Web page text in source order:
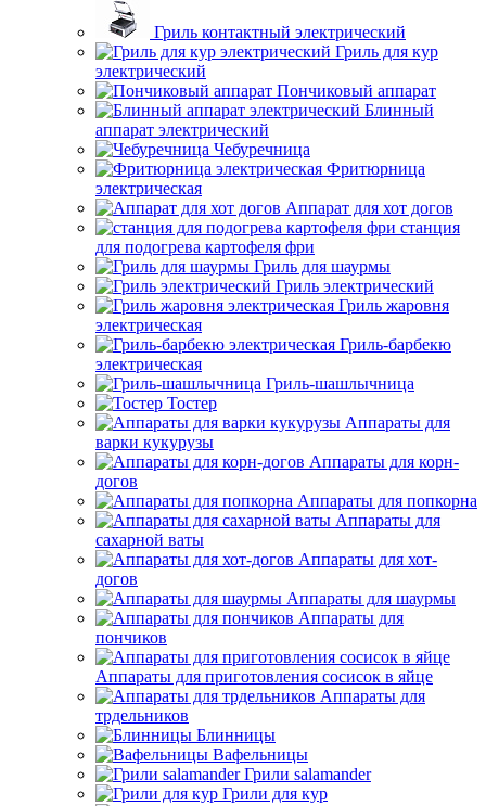
Гриль контактный электрический
Гриль для кур
электрический
Пончиковый аппарат
Блинный
аппарат электрический
Чебуречница
Фритюрница
электрическая
Аппарат для хот догов
станция
для подогрева картофеля фри
Гриль для шаурмы
Гриль электрический
Гриль жаровня
электрическая
Гриль-барбекю
электрическая
Гриль-шашлычница
Тостер
Аппараты для
варки кукурузы
Аппараты для корн-
догов
Аппараты для попкорна
Аппараты для
сахарной ваты
Аппараты для хот-
догов
Аппараты для шаурмы
Аппараты для
пончиков
Аппараты для приготовления сосисок в яйце
Аппараты для
трдельников
Блинницы
Вафельницы
Грили salamander
Грили для кур